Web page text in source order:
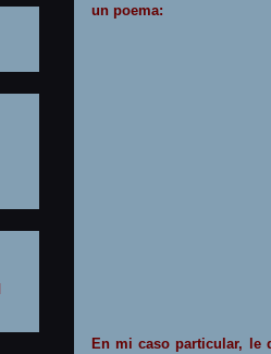
un poema:
En mi caso particular, le